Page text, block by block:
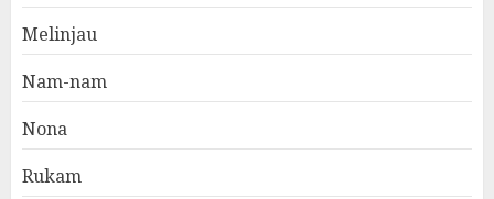
Melinjau
Nam-nam
Nona
Rukam